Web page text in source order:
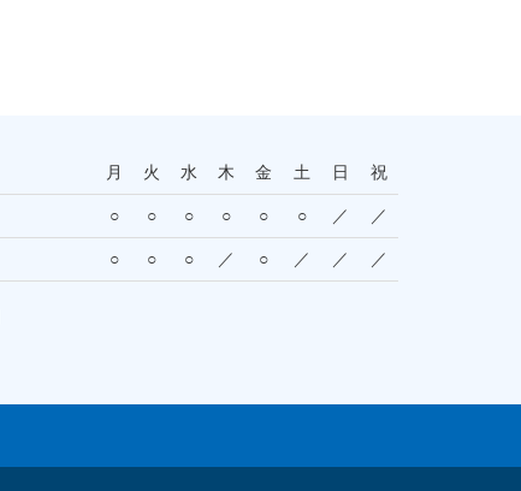
月 火 水 木 金 土 日 祝
○ ○ ○ ○ ○ ○ ／ ／
○ ○ ○ ／ ○ ／ ／ ／